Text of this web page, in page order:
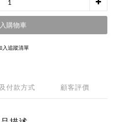
購物車
入追蹤清單
付款方式 顧客評價